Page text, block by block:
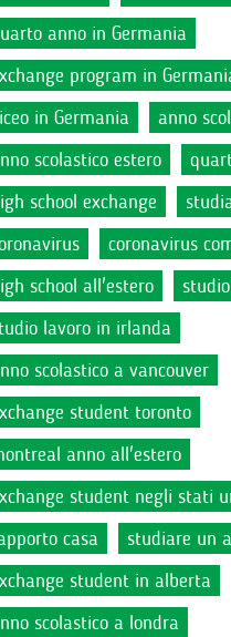
anno in Germania
program in
in Germania
anno
scolastico estero
school exchange
coronavirus
school all'estero
lavoro in irlanda
scolastico a vancouver
student toronto
anno all'estero
student negli stati
casa
studiare un
student in alberta
scolastico a londra